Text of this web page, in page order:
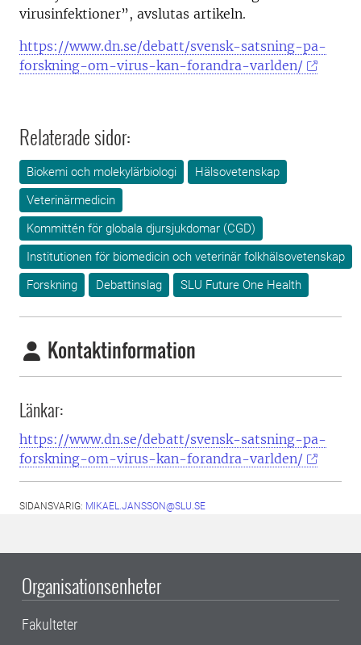
virusinfektioner”, avslutas artikeln.
https://www.dn.se/debatt/svensk-satsning-pa-
forskning-om-virus-kan-forandra-varlden/
Relaterade sidor:
Biokemi och molekylärbiologi
Hälsovetenskap
Veterinärmedicin
Kommittén för globala djursjukdomar (CGD)
Institutionen för biomedicin och veterinär folkhälsovetenskap
Forskning
Debattinslag SLU Future One Health
Kontaktinformation
Länkar:
https://www.dn.se/debatt/svensk-satsning-pa-
forskning-om-virus-kan-forandra-varlden/
SIDANSVARIG: MIKAEL.JANSSON@SLU.SE
Organisationsenheter
Fakulteter